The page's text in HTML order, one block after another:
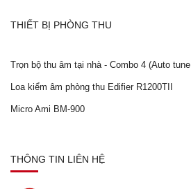
THIẾT BỊ PHÒNG THU
Trọn bộ thu âm tại nhà - Combo 4 (Auto
Loa kiểm âm phòng thu Edifier R1200TII
Micro Ami BM-900
THÔNG TIN LIÊN HỆ